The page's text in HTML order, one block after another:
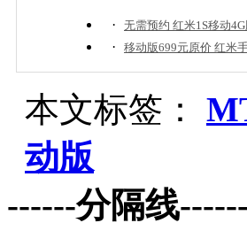
· 无需预约 红米1S移动
· 移动版699元原价 红米
本文标签：
动版
------分隔线